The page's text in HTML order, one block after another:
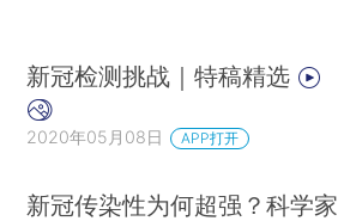
新冠检测挑战｜特稿精选
2020年05月08日 APP打开
新冠传染性为何超强？科学家